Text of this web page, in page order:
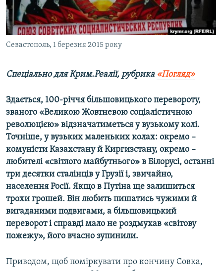
ВІДЕОУРОКИ «ELIFBE»
СВІДЧЕННЯ ОКУПАЦІЇ
УКРАЇНСЬКА ПРОБЛЕМА КРИМУ
Русский
Qırımtatar
Усі сайти RFE/RL
Севастополь, 1 березня 2015 року
Спеціально для Крим.Реалії, рубрика «Погляд»
Здається, 100-річчя більшовицького перевороту,
званого «Великою Жовтневою соціалістичною
революцією» відзначатиметься у вузькому колі.
Точніше, у вузьких маленьких колах: окремо –
комуністи Казахстану й Киргизстану, окремо –
любителі «світлого майбутнього» в Білорусі, останні
три десятки сталінців у Грузії і, звичайно,
населення Росії. Якщо в Путіна ще залишиться
трохи грошей. Він любить пишатись чужими й
вигаданими подвигами, а більшовицький
переворот і справді мало не роздмухав «світову
пожежу», його вчасно зупинили.
Приводом, щоб поміркувати про кончину Совка,